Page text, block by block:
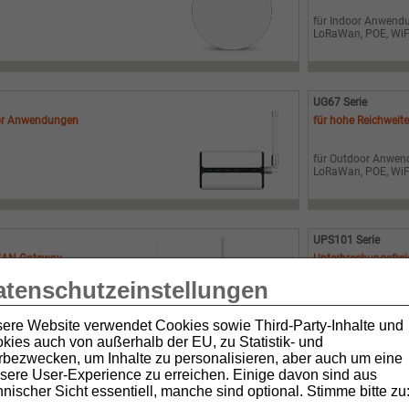
Website verwendet Cookies sowie Third-Party-Inhalte und
auch von außerhalb der EU, zu Statistik- und
um Inhalte zu personalisieren, aber auch um eine
User-Experience zu erreichen. Einige davon sind aus
Sicht essentiell, manche sind optional. Stimme bitte zu:
für Indoor
LoRaWan, POE,
Anwendungen
UG67 Serie
für hohe
für Outdoor
LoRaWan, POE,
Gateway
UPS101 Serie
für Indoor und
M12 oder USB-C
Webshop by Trade-System-